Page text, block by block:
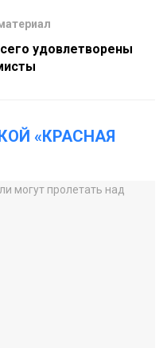
удовлетворены
«КРАСНАЯ